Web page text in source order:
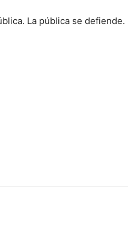
La pública se defiende.